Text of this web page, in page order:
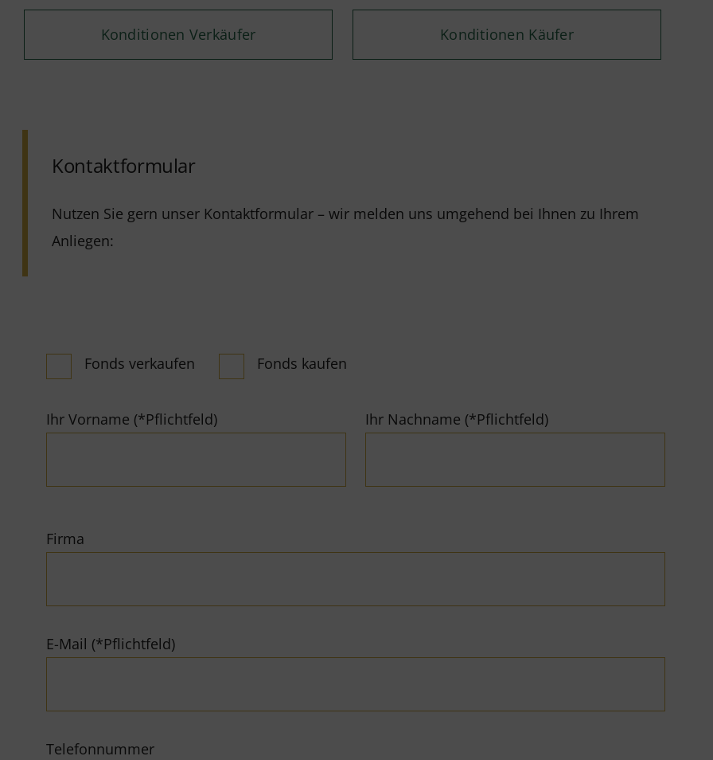
Konditionen Verkäufer Konditionen Käufer
Kontaktformular
Nutzen Sie gern unser Kontaktformular – wir melden uns umgehend bei Ihnen zu Ihrem
Anliegen:
Fonds verkaufen Fonds kaufen
Ihr Vorname (*Pflichtfeld) Ihr Nachname (*Pflichtfeld)
Firma
E-Mail (*Pflichtfeld)
Telefonnummer